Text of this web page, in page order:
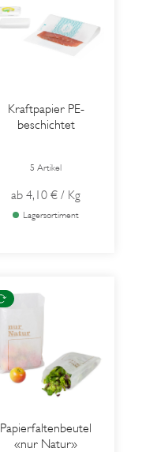
Kraftpapier PE-
beschichtet
5 Artikel
ab 4,10 € / Kg
Lagersortiment
Papierfaltenbeutel
«nur Natur»